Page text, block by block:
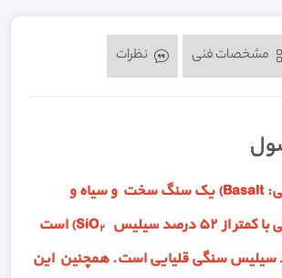
:
Basalt) یک سنگ سخت و سیاه و
با کمتر از ۵۲ درصد سیلیس (SiO۲
) است
سیلیس سنگی قلیایی است. همچنین این